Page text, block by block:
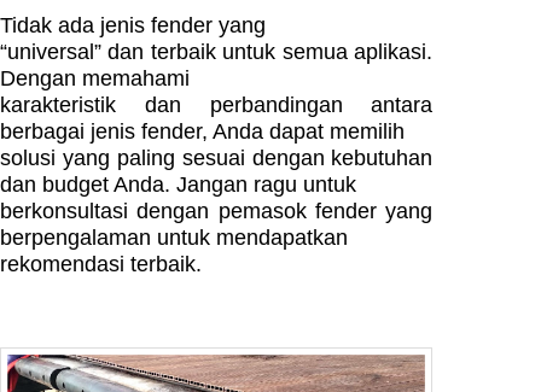
Tidak ada jenis fender yang
“universal” dan terbaik untuk semua aplikasi.
Dengan memahami
karakteristik dan perbandingan antara
berbagai jenis fender, Anda dapat memilih
solusi yang paling sesuai dengan kebutuhan
dan budget Anda. Jangan ragu untuk
berkonsultasi dengan pemasok fender yang
berpengalaman untuk mendapatkan
rekomendasi terbaik.